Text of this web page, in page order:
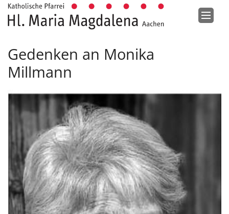
Zum Inhalt springen
Gedenken an Monika
Millmann